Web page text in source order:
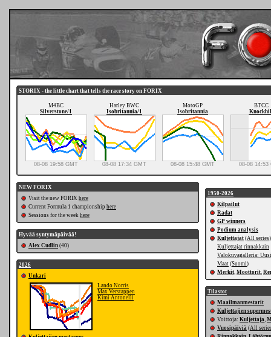
STORIX - the little chart that tells the race story on FORIX
M4BC
Silverstone/1
08-08 19:58 GMT
Harley BWC
Isobritannia/1
08-08 17:34 GMT
MotoGP
Isobritannia
08-08 15:48 GMT
BTCC
08-08 14:53
NEW FORIX
Visit the new FORIX here
Current Formula 1 championship here
Sessions for the week here
Hyvää syntymäpäivää!
Alex Cudlin (40)
2026
Unkari
Lando Norris
Max Verstappen
Kimi Antonelli
1950-2026
Kilpailut
Radat
GP winners
Podium analysis
Kuljettajat (All series)
Kuljettajat rinnakkain
Valokuvagalleria:
Maat (Suomi)
Merkit, Moottorit,
Tilastot
Maailmanmestarit
Kuljettajien
Voittoja: Kuljettaja,
Vuosipäiviä (All